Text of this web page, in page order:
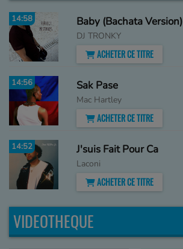
14:58 Baby (Bachata Version)
DJ TRONKY
ACHETER CE TITRE
14:56 Sak Pase
Mac Hartley
ACHETER CE TITRE
14:52 J'suis Fait Pour Ca
Laconi
ACHETER CE TITRE
VIDEOTHEQUE